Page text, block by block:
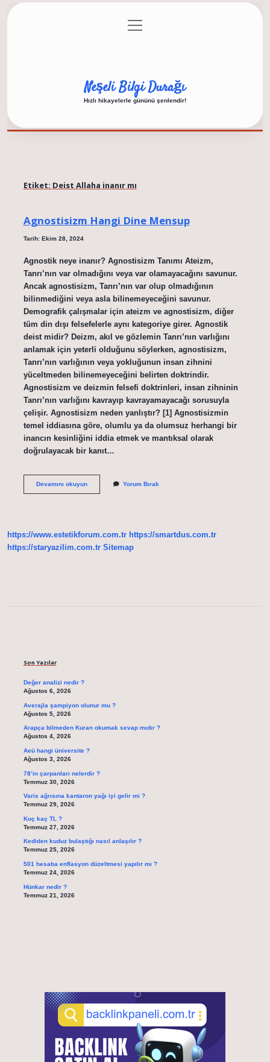
Gizlilik Politikası
menüyü
aç
Neşeli Bilgi Durağı
Hızlı hikayelerle gününü şenlendir!
Etiket: Deist Allaha inanır mı
Agnostisizm Hangi Dine Mensup
Tarih: Ekim 28, 2024
Agnostik neye inanır? Agnostisizm Tanımı Ateizm,
Tanrı’nın var olmadığını veya var olamayacağını savunur.
Ancak agnostisizm, Tanrı’nın var olup olmadığının
bilinmediğini veya asla bilinemeyeceğini savunur.
Demografik çalışmalar için ateizm ve agnostisizm, diğer
tüm din dışı felsefelerle aynı kategoriye girer. Agnostik
deist midir? Deizm, akıl ve gözlemin Tanrı’nın varlığını
anlamak için yeterli olduğunu söylerken, agnostisizm,
Tanrı’nın varlığının veya yokluğunun insan zihnini
yüceltmeden bilinemeyeceğini belirten doktrindir.
Agnostisizm ve deizmin felsefi doktrinleri, insan zihninin
Tanrı’nın varlığını kavrayıp kavrayamayacağı sorusuyla
çelişir. Agnostisizm neden yanlıştır? [1] Agnostisizmin
temel iddiasına göre, olumlu ya da olumsuz herhangi bir
inancın kesinliğini iddia etmek ve mantıksal olarak
doğrulayacak bir kanıt…
Devamını okuyunAgnostisizm Yorum Bırak
https://www.estetikforum.com.tr https://smartdus.com.tr
https://staryazilim.com.tr Sitemap
Son Yazılar
Değer analizi nedir ?
Ağustos 6, 2026
Averajla şampiyon olunur mu ?
Ağustos 5, 2026
Arapça bilmeden Kuran okumak sevap mıdır ?
Ağustos 4, 2026
Aeü hangi üniversite ?
Ağustos 3, 2026
78’in çarpanları nelerdir ?
Temmuz 30, 2026
Varis ağrısına kantaron yağı iyi gelir mi ?
Temmuz 29, 2026
Koç kaç TL ?
Temmuz 27, 2026
Kediden kuduz bulaştığı nasıl anlaşılır ?
Temmuz 25, 2026
501 hesaba enflasyon düzeltmesi yapılır mı ?
Temmuz 24, 2026
Hünkar nedir ?
Temmuz 21, 2026